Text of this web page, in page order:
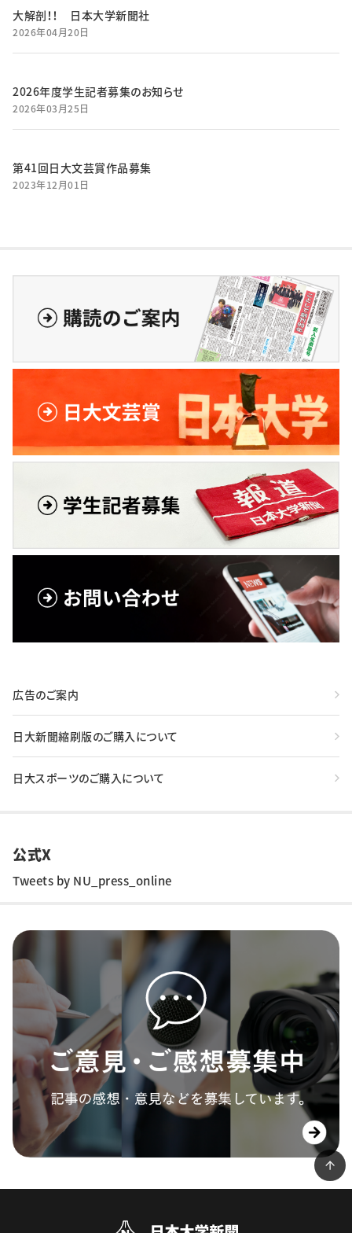
大解剖！！ 日本大学新聞社
2026年04月20日
2026年度学生記者募集のお知らせ
2026年03月25日
第41回日大文芸賞作品募集
2023年12月01日
広告のご案内
日大新聞縮刷版のご購入について
日大スポーツのご購入について
公式X
Tweets by NU_press_online